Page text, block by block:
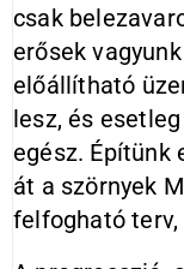
csak
erősek
előállítható
lesz, és
egész. Építünk
át a szörnyek
felfogható